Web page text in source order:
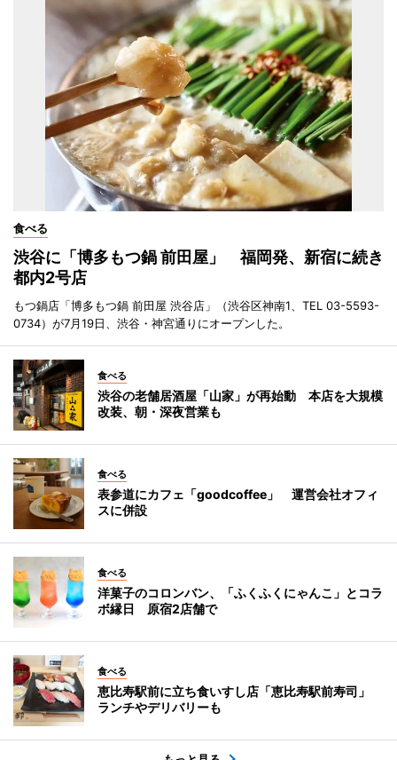
食べる
渋谷に「博多もつ鍋 前田屋」 福岡発、新宿に続き
都内2号店
もつ鍋店「博多もつ鍋 前田屋 渋谷店」（渋谷区神南1、TEL 03-5593-
0734）が7月19日、渋谷・神宮通りにオープンした。
食べる
渋谷の老舗居酒屋「山家」が再始動 本店を大規模
改装、朝・深夜営業も
食べる
表参道にカフェ「goodcoffee」 運営会社オフィ
スに併設
食べる
洋菓子のコロンバン、「ふくふくにゃんこ」とコラ
ボ縁日 原宿2店舗で
食べる
恵比寿駅前に立ち食いすし店「恵比寿駅前寿司」
ランチやデリバリーも